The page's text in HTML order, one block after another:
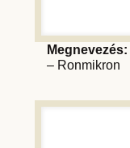
Megnevezés:
– Ronmikron